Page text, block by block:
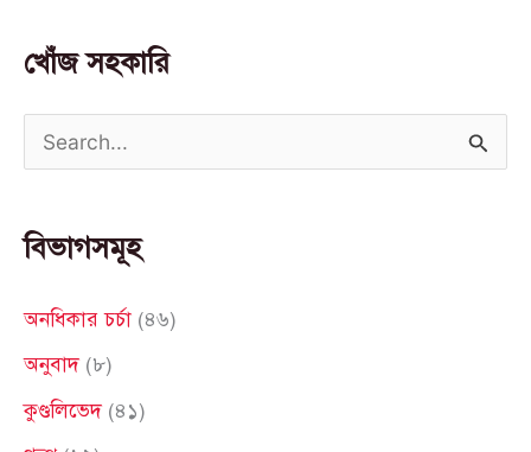
খোঁজ সহকারি
a
c
o
বিভাগসমূহ
অনধিকার চর্চা (৪৬)
অনুবাদ(৮)
কুণ্ডলিভেদ(৪১)